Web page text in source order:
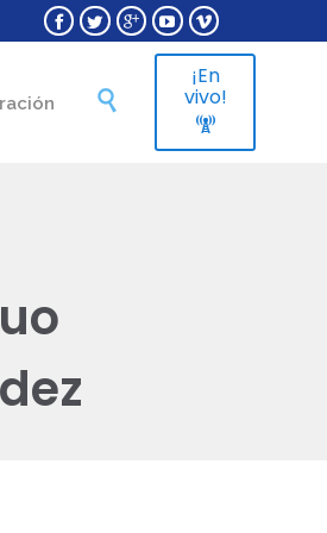
    
Skip
¡En
vivo!
